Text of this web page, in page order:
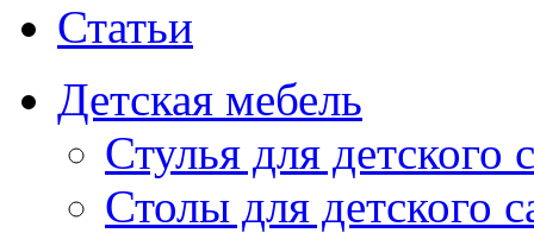
Статьи
Детская мебель
Стулья для детского
Столы для детского